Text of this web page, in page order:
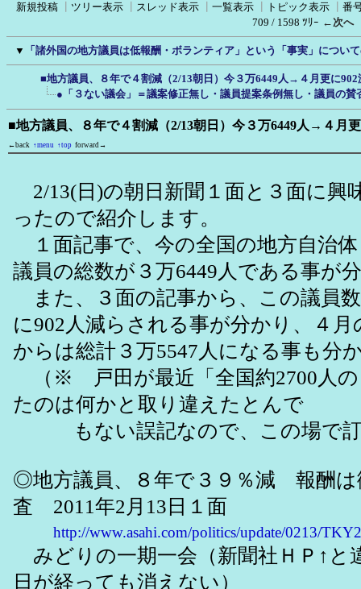
新規投稿 ツリー表示 スレッド表示 一覧表示 トピック表示
番
709 / 1598 ﾂﾘｰ ←次へ
▼ 「諸外国の地方議員は低報酬・ボランティア」という「事実」につい
■地方議員、８年で４割減（2/13朝日）今３万6449人→４月更に902
●「３ない議会」＝議案修正無し・議員提案条例無し・議員の賛
■地方議員、８年で４割減（2/13朝日）今３万6449人→４月
←back ↑menu ↑top forward→
2/13(日)の朝日新聞１面と３面に興
ったので紹介します。
１面記事で、今の全国の地方自治体
議員の総数が３万6449人である事が
また、３面の記事から、この議員
に902人減らされる事が分かり、４月
からは総計３万5547人になる事も分
（※ 戸田が最近「全国約2700人の
たのは何かと取り違えたとんで
もない誤記なので、この場で訂
◎地方議員、８年で３９％減 報酬
査 2011年2月13日１面
http://www.asahi.com/politics/update/0213/
みどりの一期一会（新聞社ＨＰ↑と
日が経っても消えない）